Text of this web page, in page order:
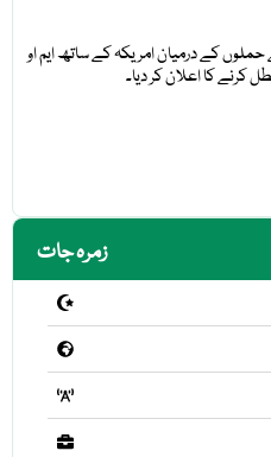
حملوں کے درمیان امریکہ کے ساتھ ایم او
کرنے کا اعلان کر دیا۔
زمرہ جات